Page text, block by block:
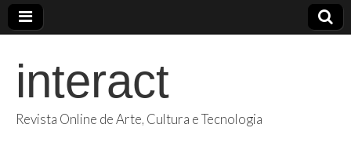
interact
Revista Online de Arte, Cultura e Tecnologia